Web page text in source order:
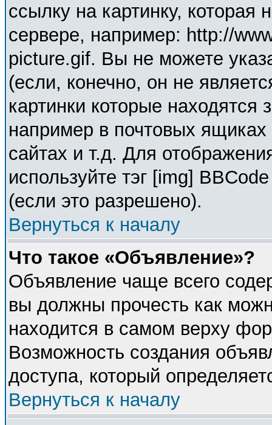
ссылку на картинку,
сервере, например: http://
picture.gif. Вы не можете
(если, конечно, он не
картинки которые
например в почтовых
сайтах и т.д. Для
используйте тэг [img]
(если это разрешено).
Вернуться к началу
Что такое «Объявление»?
Объявление чаще всего
вы должны прочесть как
находится в самом верху
Возможность создания
доступа, который
Вернуться к началу